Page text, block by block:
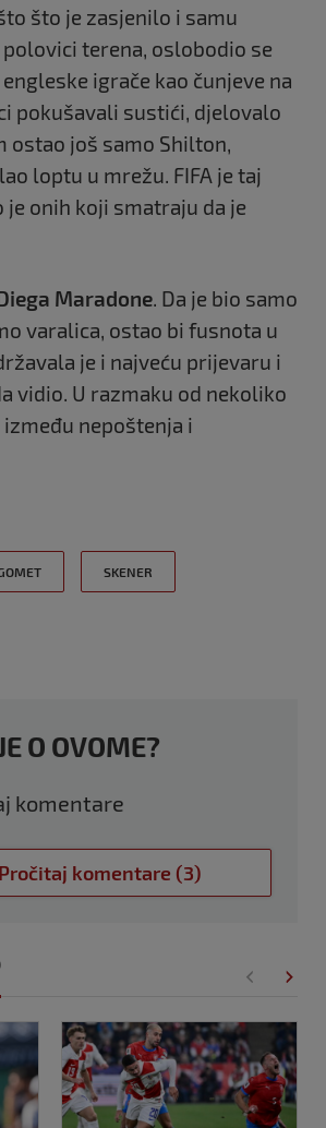
što je zasjenilo i samu
terena, oslobodio se
igrače kao čunjeve na
pokušavali sustići, djelovalo
ostao još samo Shilton,
loptu u mrežu. FIFA je taj
onih koji smatraju da je
Maradone. Da je bio samo
varalica, ostao bi fusnota u
je i najveću prijevaru i
vidio. U razmaku od nekoliko
nepoštenja i
SKENER
O OVOME?
komentare
Pročitaj komentare (3)